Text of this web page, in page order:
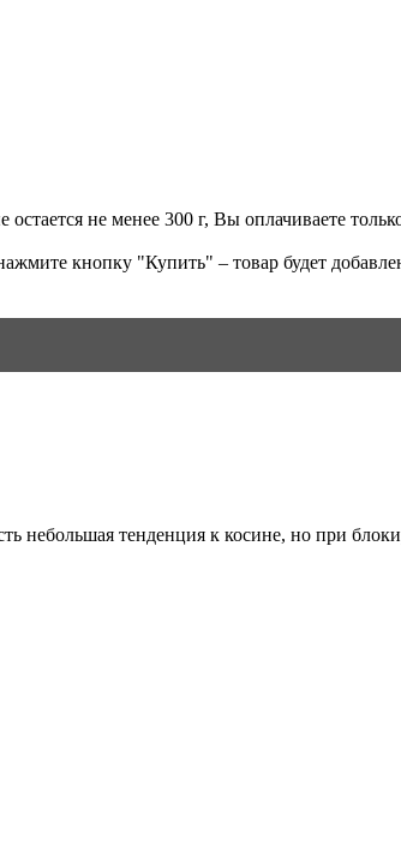
не менее 300 г, Вы оплачиваете
кнопку "Купить" – товар будет
небольшая тенденция к косине, но при